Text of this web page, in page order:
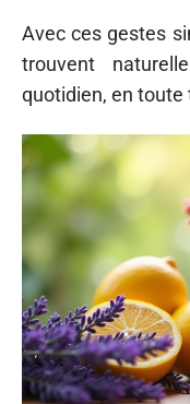
Avec ces gestes
trouvent
quotidien, en toute